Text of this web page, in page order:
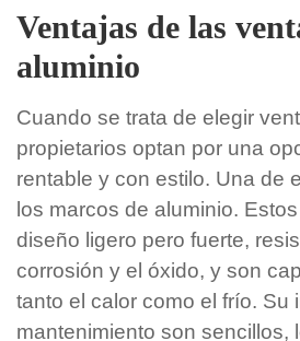
Ventajas de las
aluminio
Cuando se trata de elegir
propietarios optan por una
rentable y con estilo. Una de
los marcos de aluminio.
diseño ligero pero fuerte,
corrosión y el óxido, y son
tanto el calor como el frío. Su
mantenimiento son sencillos,